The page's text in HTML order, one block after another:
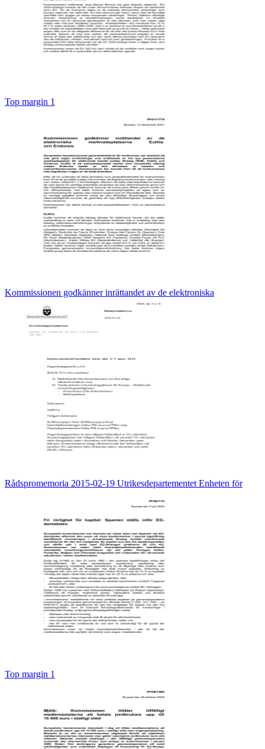
Top margin 1
Kommissionen godkänner inrättandet av de elektroniska
Rådspromemoria 2015-02-19 Utrikesdepartementet Enheten för
Top margin 1